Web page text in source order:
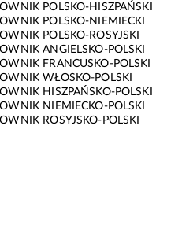
POLSKO-HISZPAŃSKI
POLSKO-NIEMIECKI
POLSKO-ROSYJSKI
ANGIELSKO-POLSKI
FRANCUSKO-POLSKI
WŁOSKO-POLSKI
HISZPAŃSKO-POLSKI
NIEMIECKO-POLSKI
ROSYJSKO-POLSKI